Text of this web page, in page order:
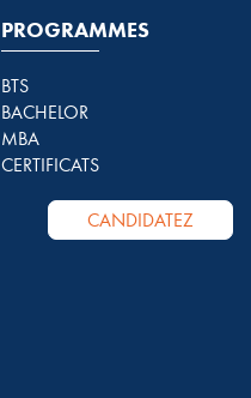
PROGRAMMES
BTS
BACHELOR
MBA
CERTIFICATS
CANDIDATEZ